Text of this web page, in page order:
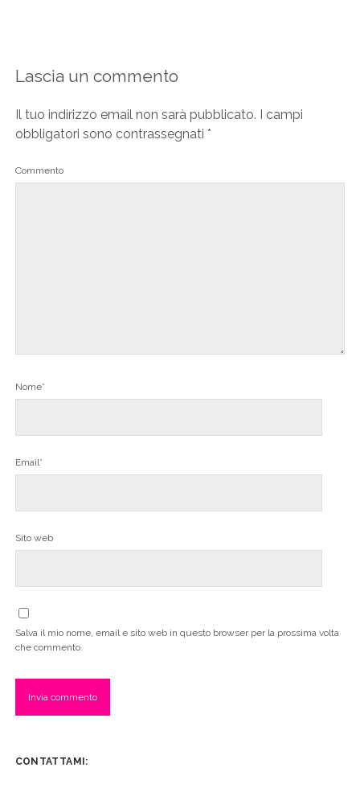
Lascia un commento
Il tuo indirizzo email non sarà pubblicato. I campi
obbligatori sono contrassegnati *
Commento
Nome*
Email*
Sito web
Salva il mio nome, email e sito web in questo browser per la prossima volta
che commento.
CONTATTAMI: